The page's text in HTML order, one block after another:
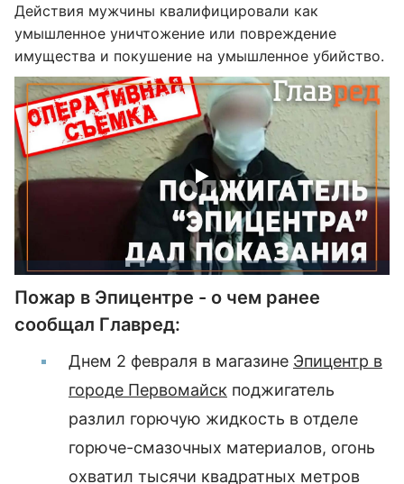
Действия мужчины квалифицировали как
умышленное уничтожение или повреждение
имущества и покушение на умышленное убийство.
Пожар в Эпицентре - о чем ранее
сообщал Главред:
Днем 2 февраля в магазине Эпицентр в
городе Первомайск поджигатель
разлил горючую жидкость в отделе
горюче-смазочных материалов, огонь
охватил тысячи квадратных метров